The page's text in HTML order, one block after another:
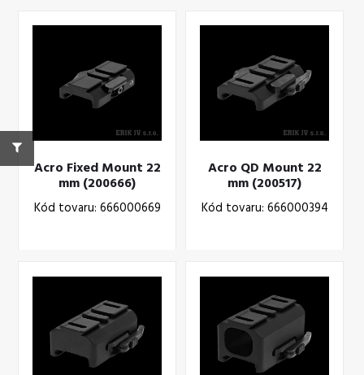
Acro Fixed Mount 22
mm (200666)
Kód tovaru: 666000669
Acro QD Mount 22
mm (200517)
Kód tovaru: 666000394